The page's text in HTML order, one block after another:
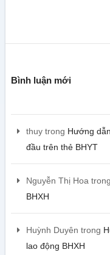
Bình luận mới
thuytrong Hướng
đầu trên thẻ BHYT
Nguyễn Thị Hoa trong
BHXH
Huỳnh Duyên trong
lao động BHXH